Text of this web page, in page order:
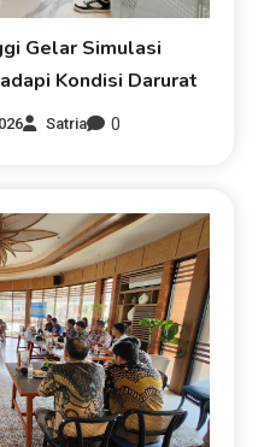
Gelar Simulasi
Kondisi Darurat
Satria 0